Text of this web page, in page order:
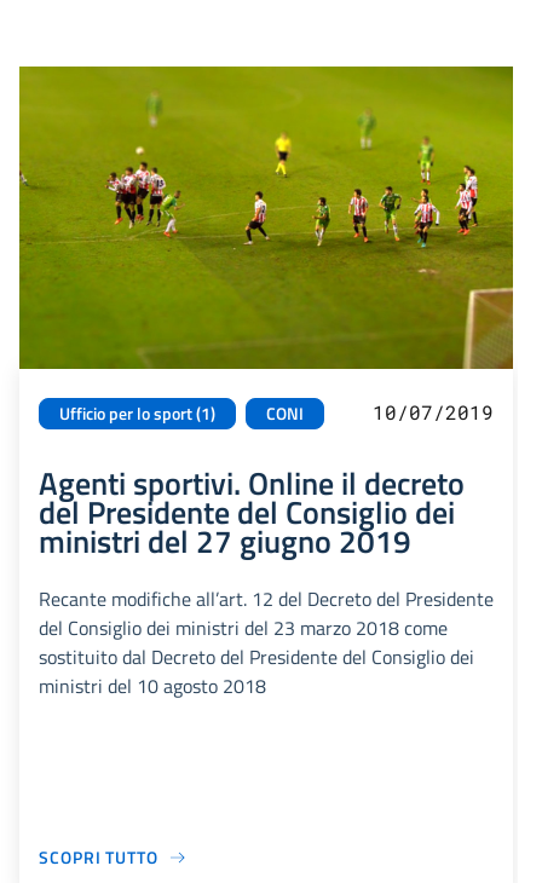
Ufficio per lo sport (1) CONI 10/07/2019
Agenti sportivi. Online il decreto
del Presidente del Consiglio dei
ministri del 27 giugno 2019
Recante modifiche all’art. 12 del Decreto del Presidente
del Consiglio dei ministri del 23 marzo 2018 come
sostituito dal Decreto del Presidente del Consiglio dei
ministri del 10 agosto 2018
SCOPRI TUTTO